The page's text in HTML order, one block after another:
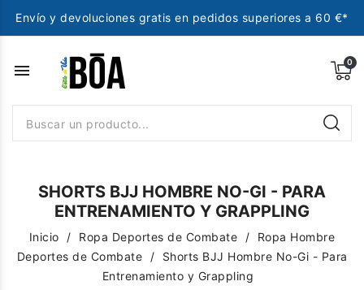
Envío y devoluciones gratis en pedidos superiores a 60 €*
menu
SHORTS BJJ HOMBRE NO-GI - PARA
ENTRENAMIENTO Y GRAPPLING
Inicio Ropa Deportes de Combate
Ropa Hombre
Deportes de Combate
Shorts BJJ Hombre No-Gi - Para
Entrenamiento y Grappling